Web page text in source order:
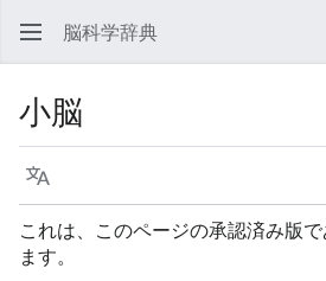
脳科学辞典
小脳
言語
これは、このページの承認済み版
ます。